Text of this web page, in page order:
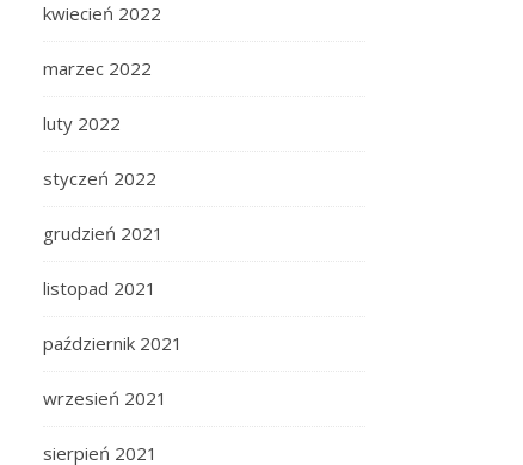
kwiecień 2022
marzec 2022
luty 2022
styczeń 2022
grudzień 2021
listopad 2021
październik 2021
wrzesień 2021
sierpień 2021